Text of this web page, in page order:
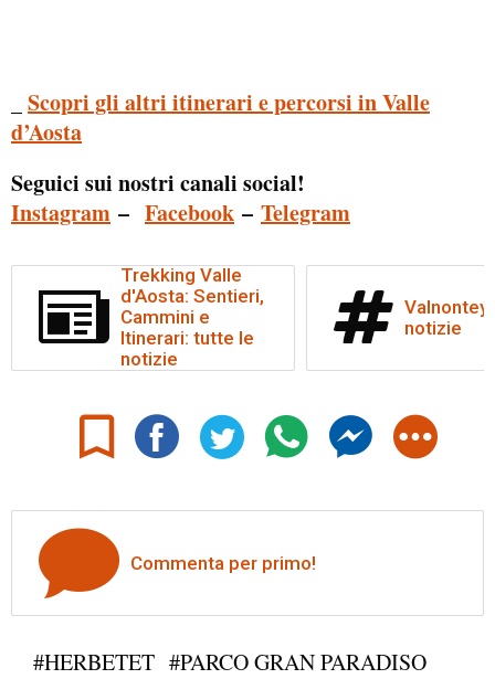
Scopri gli altri itinerari e percorsi in Valle
d’Aosta
Seguici sui nostri canali social!
Instagram – Facebook – Telegram
Trekking Valle
d'Aosta: Sentieri,
Cammini e
Itinerari: tutte le
notizie
notizie
Commenta per primo!
#HERBETET #PARCO GRAN PARADISO